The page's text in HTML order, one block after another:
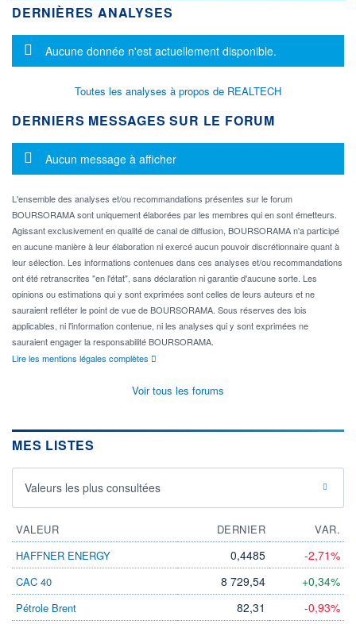
DERNIÈRES ANALYSES
Message d'information
Aucune donnée n'est actuellement disponible.
Toutes les analyses à propos de REALTECH
DERNIERS MESSAGES SUR LE FORUM
Message d'information
Aucun message à afficher
L'ensemble des analyses et/ou recommandations présentes sur le forum
BOURSORAMA sont uniquement élaborées par les membres qui en sont émetteurs.
Agissant exclusivement en qualité de canal de diffusion, BOURSORAMA n'a participé
en aucune manière à leur élaboration ni exercé aucun pouvoir discrétionnaire quant à
leur sélection. Les informations contenues dans ces analyses et/ou recommandations
ont été retranscrites "en l'état", sans déclaration ni garantie d'aucune sorte. Les
opinions ou estimations qui y sont exprimées sont celles de leurs auteurs et ne
sauraient refléter le point de vue de BOURSORAMA. Sous réserves des lois
applicables, ni l'information contenue, ni les analyses qui y sont exprimées ne
sauraient engager la responsabilité BOURSORAMA.
Lire les mentions légales complètes
Voir tous les forums
MES LISTES
Valeurs les plus consultées
VALEUR DERNIER
VAR.
HAFFNER ENERGY
0,4485 -2,71%
CAC 40 8 729,54 +0,34%
Pétrole Brent 82,31 -0,93%